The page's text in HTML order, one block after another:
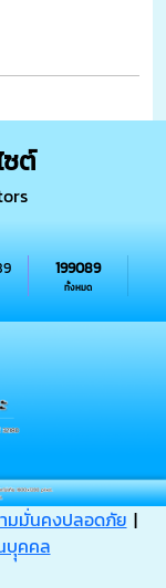
ซต์
ทั้งหมด
199089
มมั่นคงปลอดภัย |
บุุคคล